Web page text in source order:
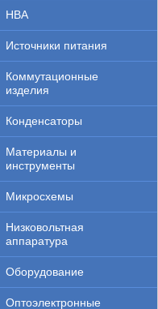
НВА
Источники питания
Коммутационные
изделия
Конденсаторы
Материалы и
инструменты
Микросхемы
Низковольтная
аппаратура
Оборудование
Оптоэлектронные